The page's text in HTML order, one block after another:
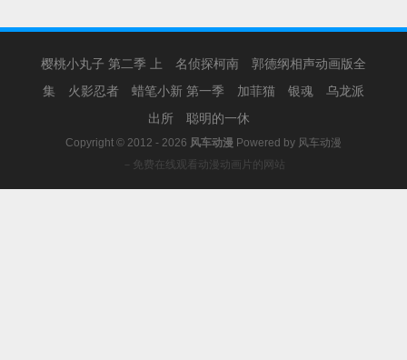
樱桃小丸子 第二季 上 名侦探柯南
郭德纲相声动画版全
集
火影忍者 蜡笔小新 第一季 加菲猫 银魂
乌龙派
出所
聪明的一休
Copyright © 2012 - 2026 风车动漫 Powered by 风车动漫
－免费在线观看动漫动画片的网站